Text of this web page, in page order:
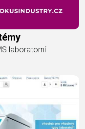
laboratorní